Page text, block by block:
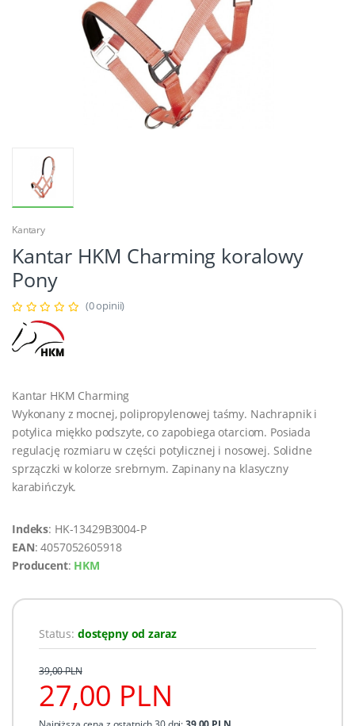
Kantary
Kantar HKM Charming koralowy
Pony
(0 opinii)
Kantar HKM Charming
Wykonany z mocnej, polipropylenowej taśmy. Nachrapnik i
potylica miękko podszyte, co zapobiega otarciom. Posiada
regulację rozmiaru w części potylicznej i nosowej. Solidne
sprzączki w kolorze srebrnym. Zapinany na klasyczny
karabińczyk.
Indeks: HK-13429B3004-P
EAN: 4057052605918
Producent: HKM
Status: dostępny od zaraz
27,00 PLN
39,00 PLN